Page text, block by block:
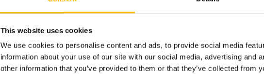
This website uses cookies
We use cookies to personalise content and ads, to provide social media
information about your use of our site with our social media, advertising and
other information that you’ve provided to them or that they’ve collected from